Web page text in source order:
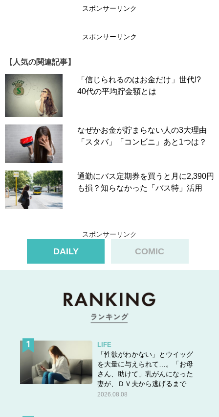
スポンサーリンク
スポンサーリンク
【人気の関連記事】
「信じられるのはお金だけ」世代!?
40代の平均貯金額とは
なぜかお金が貯まらない人の3大理由
「スタバ」「コンビニ」あと1つは？
通勤にバス定期券を買うと月に2,390円
も損？知らなかった「バス特」活用
スポンサーリンク
DAILY COMIC
LIFE
「性欲がわかない」とウイッグ
を大量に与えられて…。「お母
さん、助けて」乳がんになった
妻が、ＤＶ夫から逃げるまで
2026.08.08